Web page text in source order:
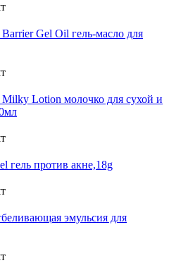
Gel Oil гель-масло для
Lotion молочко для сухой и
гель против акне,18g
эмульсия для